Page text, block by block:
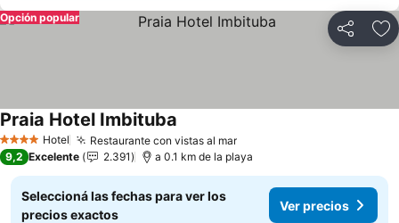
Compartir
Opción popular
4 EstrellasHotel Restaurante con vistas al mar
Praia Hotel Imbituba
9,2 Excelente 2.391 a 0.1 km de la playa
Seleccioná las fechas para ver los
precios exactos
Ver precios